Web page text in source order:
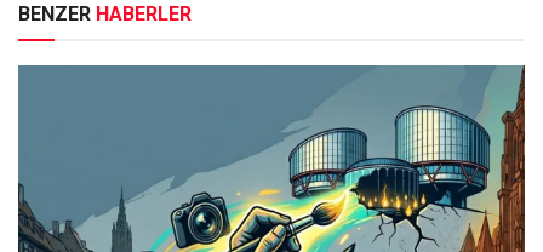
BENZER HABERLER